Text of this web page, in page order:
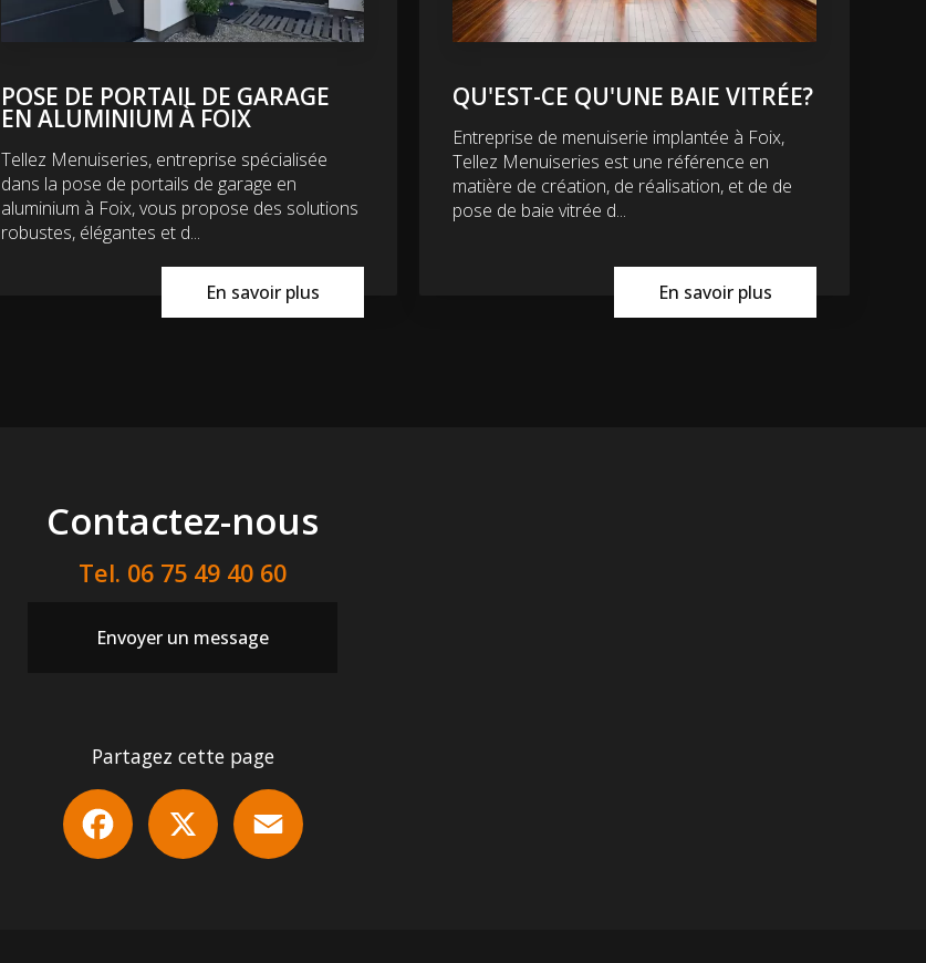
POSE DE PORTAIL DE GARAGE
EN ALUMINIUM À FOIX
Tellez Menuiseries, entreprise spécialisée
dans la pose de portails de garage en
aluminium à Foix, vous propose des solutions
robustes, élégantes et d...
En savoir plus
QU'EST-CE QU'UNE BAIE VITRÉE?
Entreprise de menuiserie implantée à Foix,
Tellez Menuiseries est une référence en
matière de création, de réalisation, et de de
pose de baie vitrée d...
En savoir plus
Contactez-nous
Tel. 06 75 49 40 60
Envoyer un message
Partagez cette page
Facebook